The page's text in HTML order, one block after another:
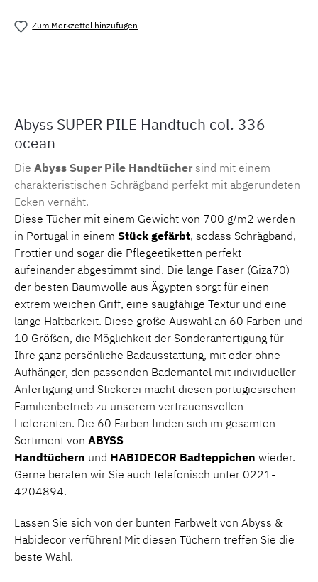
Zum Merkzettel hinzufügen
Abyss SUPER PILE Handtuch col. 336
ocean
Die Abyss Super Pile Handtücher sind mit einem
charakteristischen Schrägband perfekt mit abgerundeten
Ecken vernäht.
Diese Tücher mit einem Gewicht von 700 g/m2 werden
in Portugal in einem Stück gefärbt, sodass Schrägband,
Frottier und sogar die Pflegeetiketten perfekt
aufeinander abgestimmt sind. Die lange Faser (Giza70)
der besten Baumwolle aus Ägypten sorgt für einen
extrem weichen Griff, eine saugfähige Textur und eine
lange Haltbarkeit. Diese große Auswahl an 60 Farben und
10 Größen, die Möglichkeit der Sonderanfertigung für
Ihre ganz persönliche Badausstattung, mit oder ohne
Aufhänger, den passenden Bademantel mit individueller
Anfertigung und Stickerei macht diesen portugiesischen
Familienbetrieb zu unserem vertrauensvollen
Lieferanten. Die 60 Farben finden sich im gesamten
Sortiment von ABYSS
Handtüchern und HABIDECOR Badteppichen wieder.
Gerne beraten wir Sie auch telefonisch unter 0221-
4204894.
Lassen Sie sich von der bunten Farbwelt von Abyss &
Habidecor verführen! Mit diesen Tüchern treffen Sie die
beste Wahl.